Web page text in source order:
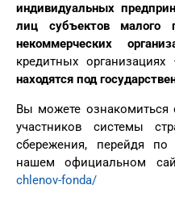
индивидуальных
лиц субъектов малого
некоммерческих
кредитных
находятся под
Вы можете
участников системы
сбережения, перейдя
нашем официальном
chlenov-fonda/